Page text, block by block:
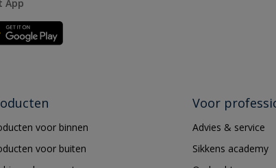
App
voor binnen
voor buiten
Voor
Advies & service
Sikkens academy